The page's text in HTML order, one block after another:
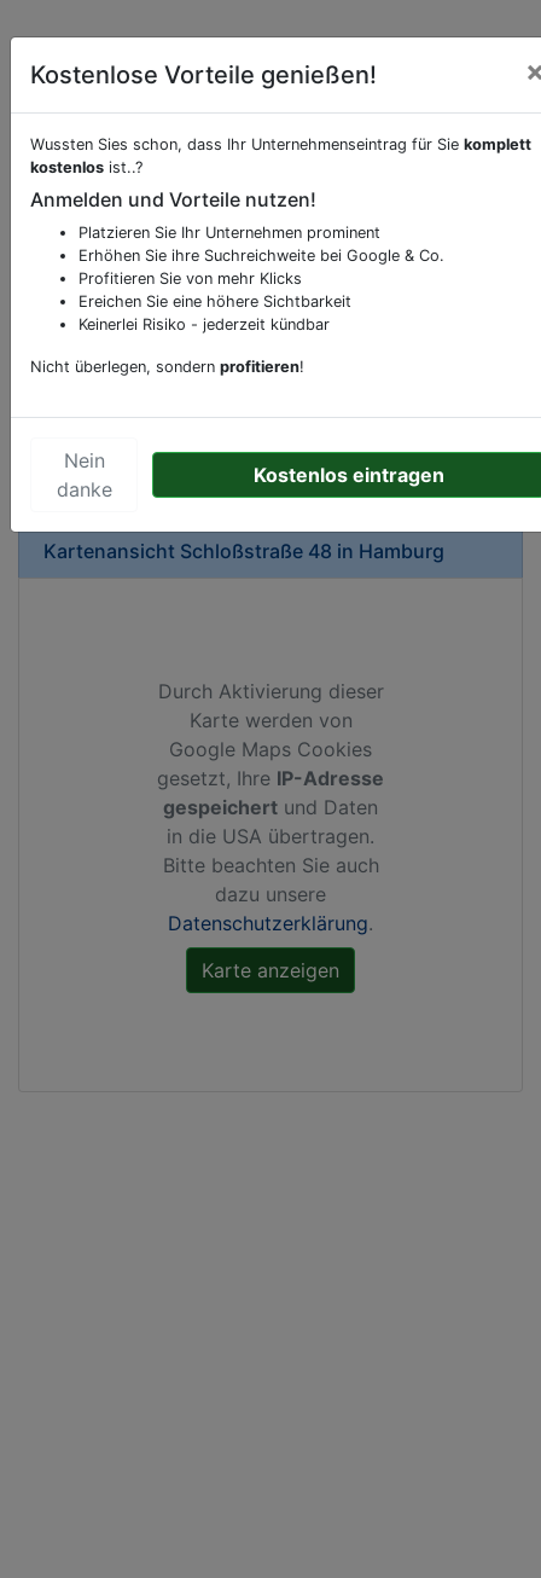
Beschreibung & Services von
Sie möchten eine Beschreibung, Dienstleistung
oder andere relevante Informationen hinzufügen?
Klicken Sie bitte hierum uns zu kontaktieren.
Sonderangebote odere besondere Services, die
Kartenansicht Schloßstraße 48 in Hamburg
Durch Aktivierung dieser
Karte werden von
Google Maps Cookies
gesetzt, Ihre IP-Adresse
gespeichert und Daten
in die USA übertragen.
Bitte beachten Sie auch
dazu unsere
Datenschutzerklärung.
Kostenlose Vorteile genießen!
Wussten Sies schon, dass Ihr Unternehmenseintrag für Sie komplett
kostenlos ist..?
Anmelden und Vorteile nutzen!
Platzieren Sie Ihr Unternehmen prominent
Erhöhen Sie ihre Suchreichweite bei Google & Co.
Profitieren Sie von mehr Klicks
Ereichen Sie eine höhere Sichtbarkeit
Keinerlei Risiko - jederzeit kündbar
Nicht überlegen, sondern profitieren!
Nein
danke
Kostenlos eintragen